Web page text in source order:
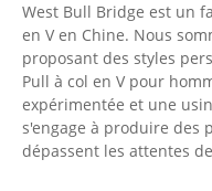
West Bull Bridge est un
en V en Chine. Nous
proposant des styles
Pull à col en V pour
expérimentée et une
s'engage à produire des
dépassent les attentes